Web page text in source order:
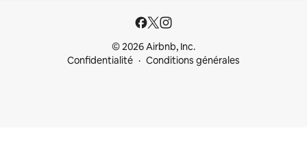
© 2026 Airbnb, Inc.
Confidentialité
Conditions générales